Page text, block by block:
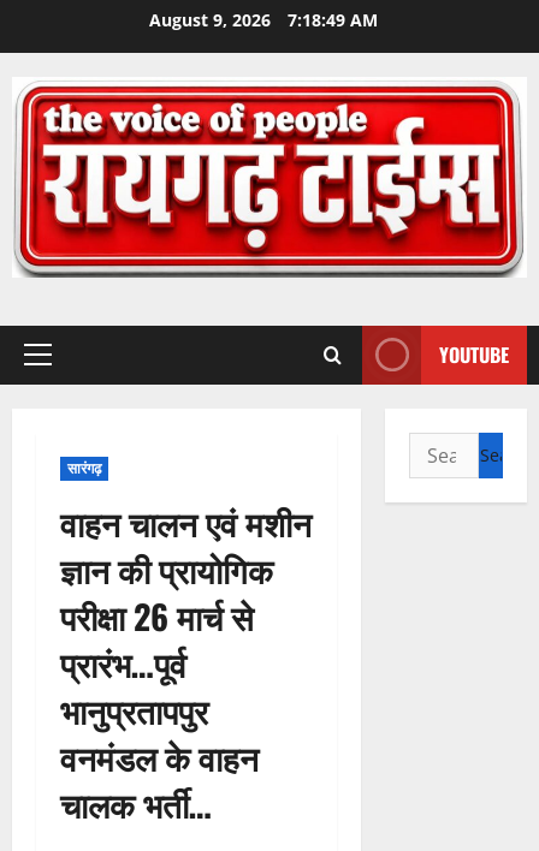
August 9, 2026 7:18:50 AM
Primary
YOUTUBE
सारंगढ़
वाहन चालन एवं मशीन
ज्ञान की प्रायोगिक
परीक्षा 26 मार्च से
प्रारंभ…पूर्व
भानुप्रतापपुर
वनमंडल के वाहन
चालक भर्ती…
Search
for: